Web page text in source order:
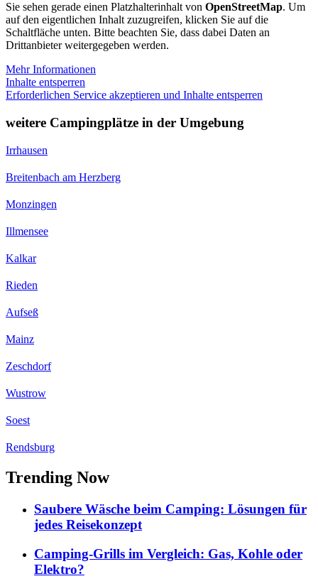
Sie sehen gerade einen Platzhalterinhalt von OpenStreetMap. Um
auf den eigentlichen Inhalt zuzugreifen, klicken Sie auf die
Schaltfläche unten. Bitte beachten Sie, dass dabei Daten an
Drittanbieter weitergegeben werden.
Mehr Informationen
Inhalte entsperren
Erforderlichen Service akzeptieren und Inhalte entsperren
weitere Campingplätze in der Umgebung
Irrhausen
Breitenbach am Herzberg
Monzingen
Illmensee
Kalkar
Rieden
Aufseß
Mainz
Zeschdorf
Wustrow
Soest
Rendsburg
Trending Now
Saubere Wäsche beim Camping: Lösungen für
jedes Reisekonzept
Camping-Grills im Vergleich: Gas, Kohle oder
Elektro?